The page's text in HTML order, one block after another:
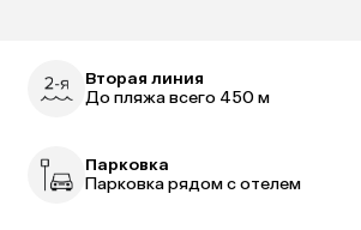
Вторая линия
До пляжа всего 450 м
Парковка
Парковка рядом с отелем